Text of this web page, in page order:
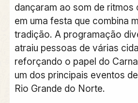
dançaram ao som de ritmos
em uma festa que combina
tradição. A programação
atraiu pessoas de várias
reforçando o papel do
um dos principais eventos
Rio Grande do Norte.